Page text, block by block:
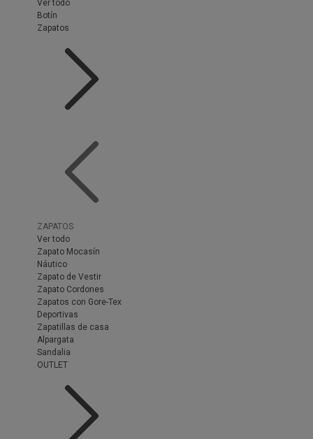
Ver todo
Botín
Zapatos
ZAPATOS
Ver todo
Zapato Mocasín
Náutico
Zapato de Vestir
Zapato Cordones
Zapatos con Gore-Tex
Deportivas
Zapatillas de casa
Alpargata
Sandalia
OUTLET